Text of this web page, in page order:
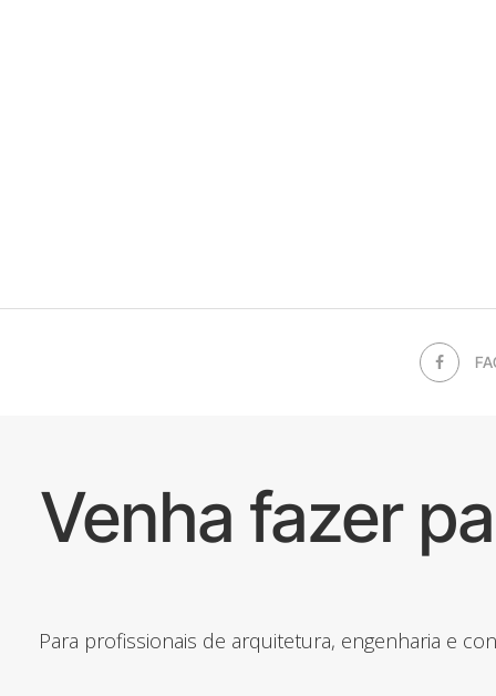
Venha fazer
Para profissionais de arquitetura, engenharia e